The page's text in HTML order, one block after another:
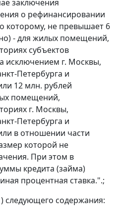
заключения
о рефинансировании
которому, не превышает 6
- для жилых помещений,
субъектов
исключением г. Москвы,
Петербурга и
12 млн. рублей
помещений,
г. Москвы,
Петербурга и
в отношении части
которой не
При этом в
кредита (займа)
процентная ставка.".;
следующего содержания: